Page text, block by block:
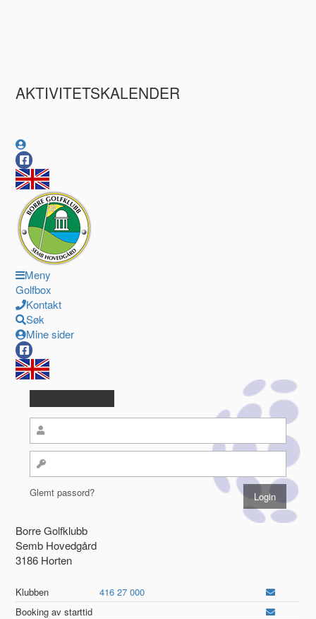
AKTIVITETSKALENDER
Meny
Golfbox
Kontakt
Søk
Mine sider
Glemt passord?
Borre Golfklubb
Semb Hovedgård
3186 Horten
Klubben
416 27 000
Booking av starttid